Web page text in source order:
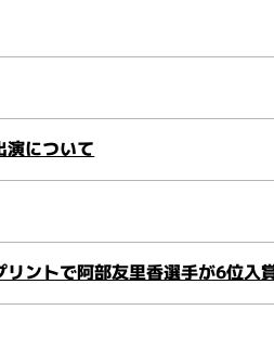
演について
ントで阿部友里香選手が6位入